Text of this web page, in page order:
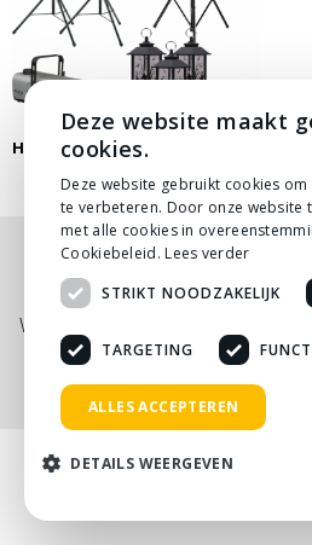
HALLOWEEN THEMAFEEST
Nog niet helemaal gevonden
onzePDF prijslijst, of neem
Wij adviseren je graag via
koffie!
Deze website maakt
cookies.
Deze website gebruikt cookies
te verbeteren. Door onze website
met alle cookies in
Cookiebeleid. Lees verder
STRIKT NOODZAKELIJK
TARGETING
ALLES ACCEPTEREN
DETAILS WEERGEVEN